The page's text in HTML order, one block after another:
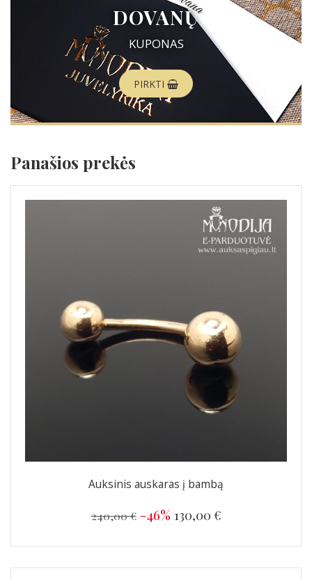
DOVANŲ
KUPONAS
PIRKTI
Panašios prekės
Auksinis auskaras į bambą
240,00 € -46% 130,00 €